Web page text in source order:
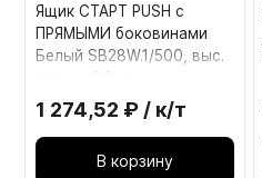
Ящик СТАРТ PUSH с
ПРЯМЫМИ боковинами
Белый SB28W.1/500, выс.
1 274,52 ₽ / к/т
В корзину